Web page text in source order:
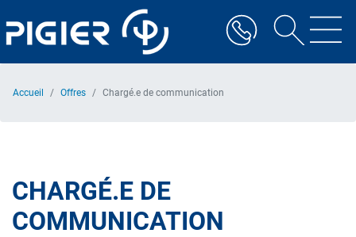
au
contenu
Accueil Offres Chargé.e de communication
CHARGÉ.E DE
COMMUNICATION